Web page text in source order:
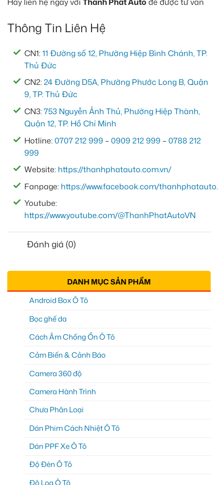
Thông Tin Liên Hệ
CN1:11 Đường số 12, Phường Hiệp Bình Chánh, TP.
Thủ Đức
CN2:24 Đường D5A, Phường Phước Long B, Quận
9, TP. Thủ Đức
CN3:753 Nguyễn Ảnh Thủ, Phường Hiệp Thành,
Quận 12, TP. Hồ Chí Minh
Hotline:0707 212 999 –0909 212 999 –0788 212
999
Website: https://thanhphatauto.com.vn/
Fanpage: https://www.facebook.com/
Youtube:
https://www.youtube.com/@ThanhPhatAutoVN
Đánh giá (0)
DANH MỤC SẢN PHẨM
Android Box Ô Tô
Bọc ghế da
Cách Âm Chống Ồn Ô Tô
Cảm Biến & Cảnh Báo
Camera 360 độ
Camera Hành Trình
Chưa Phân Loại
Dán Phim Cách Nhiệt Ô Tô
Dán PPF Xe Ô Tô
Độ Đèn Ô Tô
Độ Loa Ô Tô